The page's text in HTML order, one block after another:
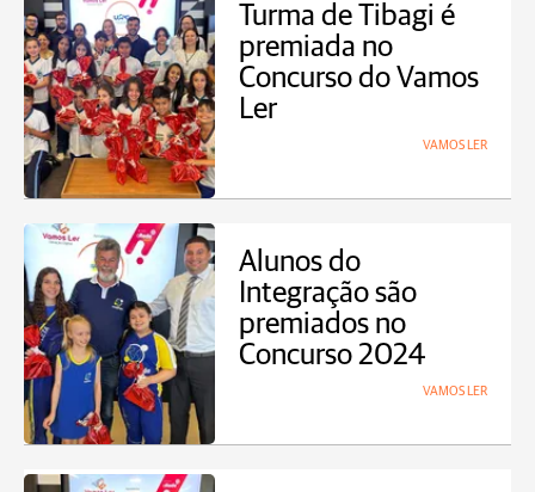
Turma de Tibagi é
premiada no
Concurso do Vamos
Ler
VAMOS LER
Alunos do
Integração são
premiados no
Concurso 2024
VAMOS LER